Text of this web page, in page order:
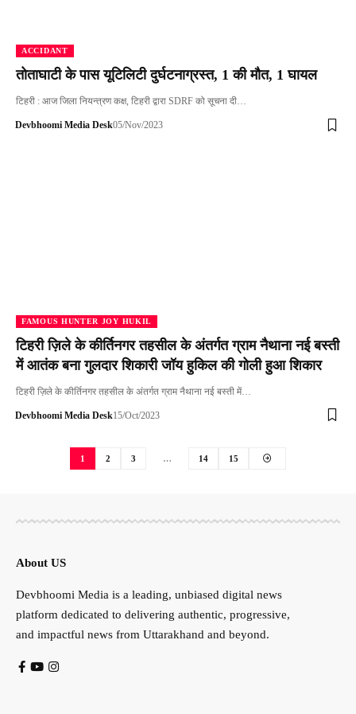
ACCIDANT
तोताघाटी के पास यूटिलिटी दुर्घटनाग्रस्त, 1 की मौत, 1 घायल
टिहरी : आज जिला नियन्त्रण कक्ष, टिहरी द्वारा SDRF को सूचना दी…
Devbhoomi Media Desk05/Nov/2023
FAMOUS HUNTER JOY HUKIL
टिहरी ज़िले के कीर्तिनगर तहसील के अंतर्गत ग्राम नैथाना नई बस्ती
में आतंक बना गुलदार शिकारी जॉय हुकिल की गोली हुआ शिकार
टिहरी ज़िले के कीर्तिनगर तहसील के अंतर्गत ग्राम नैथाना नई बस्ती में…
Devbhoomi Media Desk15/Oct/2023
1 2 3 … 14 15
About US
Devbhoomi Media is a leading, unbiased digital news
platform dedicated to delivering authentic, progressive,
and impactful news from Uttarakhand and beyond.